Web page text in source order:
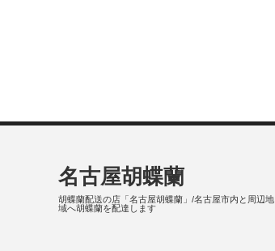
名古屋胡蝶蘭
胡蝶蘭配送の店「名古屋胡蝶蘭」/名古屋市内と周辺地
域へ胡蝶蘭を配達します